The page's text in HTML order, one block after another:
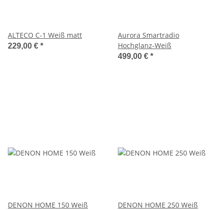
ALTECO C-1 Weiß matt
229,00 € *
Aurora Smartradio
Hochglanz-Weiß
499,00 € *
DENON HOME 150 Weiß DENON HOME 250 Weiß